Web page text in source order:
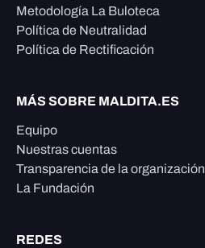
Metodología La Buloteca
Política de Neutralidad
Política de Rectificación
MÁS SOBRE MALDITA.ES
Equipo
Nuestras cuentas
Transparencia de la organización
La Fundación
REDES